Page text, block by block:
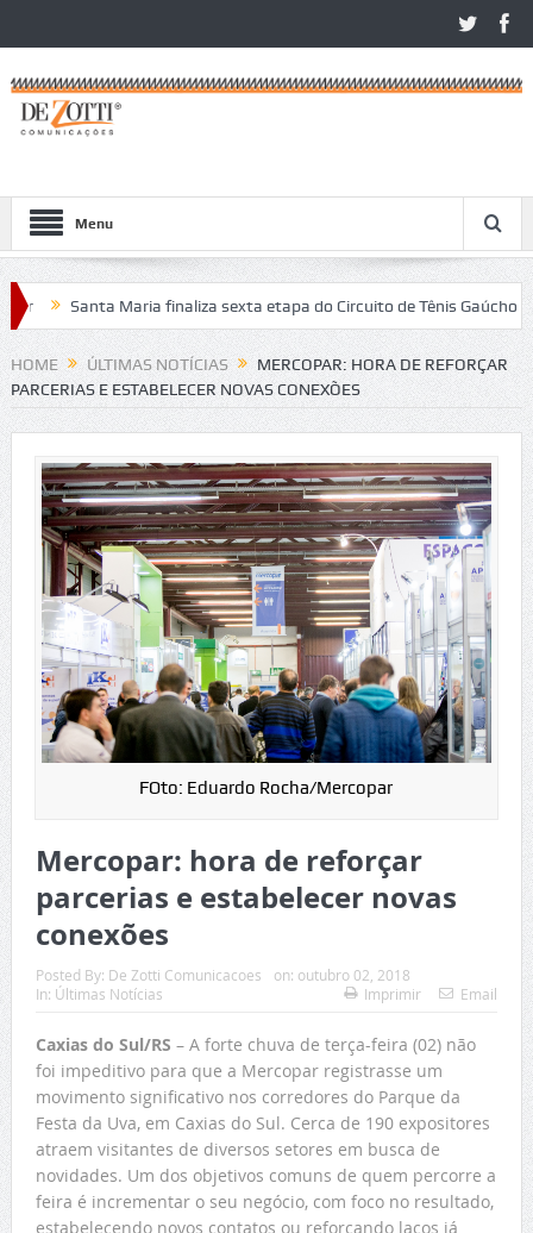
Menu
Santa Maria finaliza sexta etapa do Circuito de Tênis Gaúcho
São Léo Open 2026
HOME ÚLTIMAS NOTÍCIAS
MERCOPAR: HORA DE REFORÇAR
PARCERIAS E ESTABELECER NOVAS CONEXÕES
FOto: Eduardo Rocha/Mercopar
Mercopar: hora de reforçar
parcerias e estabelecer novas
conexões
Posted By: De Zotti Comunicacoes on: outubro 02, 2018
In: Últimas Notícias Imprimir Email
Caxias do Sul/RS – A forte chuva de terça-feira (02) não
foi impeditivo para que a Mercopar registrasse um
movimento significativo nos corredores do Parque da
Festa da Uva, em Caxias do Sul. Cerca de 190 expositores
atraem visitantes de diversos setores em busca de
novidades. Um dos objetivos comuns de quem percorre a
feira é incrementar o seu negócio, com foco no resultado,
estabelecendo novos contatos ou reforçando laços já